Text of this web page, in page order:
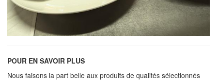
POUR EN SAVOIR PLUS
Nous faisons la part belle aux produits de qualités sélectionnés